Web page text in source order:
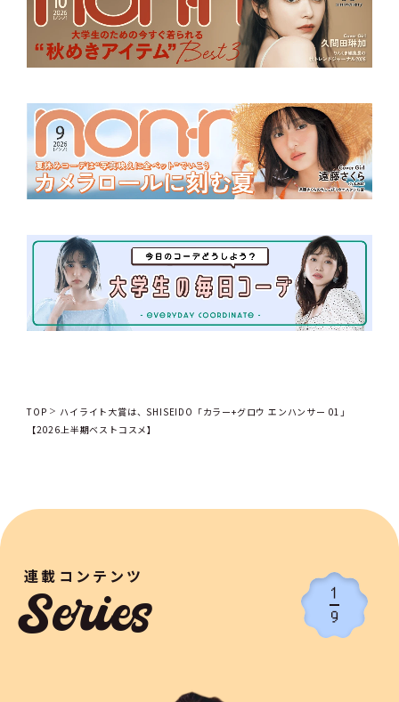
TOP
ハイライト大賞は、SHISEIDO「カラー+グロウ エンハンサー 01」
【2026上半期ベストコスメ】
連載コンテンツ
Series
1
9